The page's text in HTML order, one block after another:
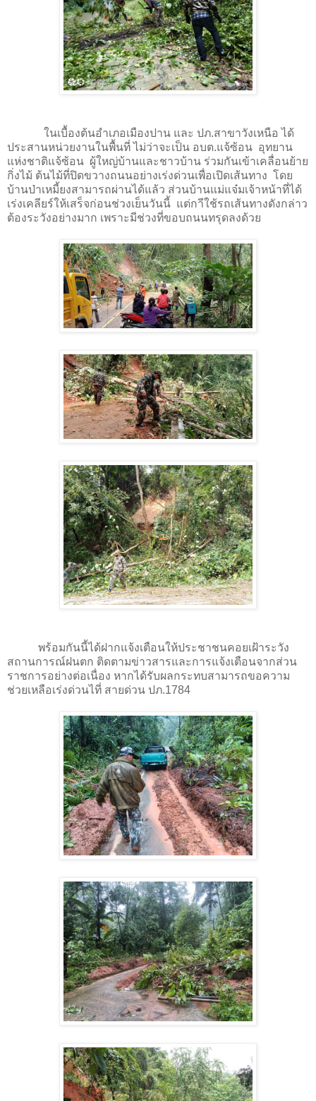
ในเบื้องต้นอำเภอเมืองปาน และ ปภ.สาขาวังเหนือ ได้
ประสานหน่วยงานในพื้นที่ ไม่ว่าจะเป็น อบต.แจ้ซ้อน อุทยาน
แห่งชาติแจ้ซ้อน ผู้ใหญ่บ้านและชาวบ้าน ร่วมกันเข้าเคลื่อนย้าย
กิ่งไม้ ต้นไม้ที่ปิดขวางถนนอย่างเร่งด่วนเพื่อเปิดเส้นทาง โดย
บ้านป่าเหมี้ยงสามารถผ่านได้แล้ว ส่วนบ้านแม่แจ๋มเจ้าหน้าที่ได้
เร่งเคลียร์ให้เสร็จก่อนช่วงเย็นวันนี้ แต่กาีใช้รถเส้นทางดังกล่าว
ต้องระวังอย่างมาก เพราะมีช่วงที่ขอบถนนทรุดลงด้วย
พร้อมกันนี้ได้ฝากแจ้งเตือนให้ประชาชนคอยเฝ้าระวัง
สถานการณ์ฝนตก ติดตามข่าวสารและการแจ้งเตือนจากส่วน
ราชการอย่างต่อเนื่อง หากได้รับผลกระทบสามารถขอความ
ช่วยเหลือเร่งด่วนไที่ สายด่วน ปภ.1784